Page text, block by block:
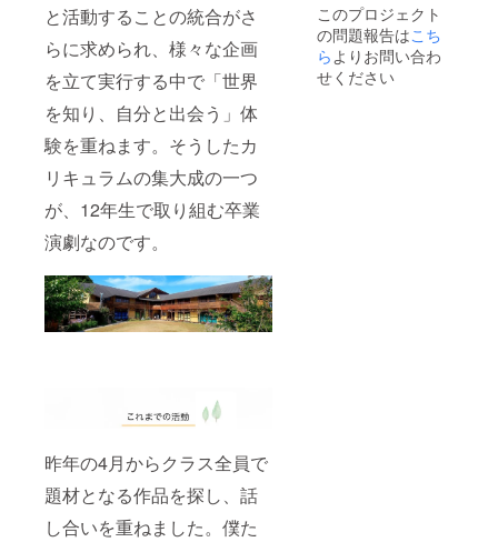
と活動することの統合がさ
らに求められ、様々な企画
を立て実行する中で「世界
を知り、自分と出会う」体
験を重ねます。そうしたカ
リキュラムの集大成の一つ
が、12年生で取り組む卒業
演劇なのです。
昨年の4月からクラス全員で
題材となる作品を探し、話
し合いを重ねました。僕た
このプロジェクト
の問題報告はこち
ら よりお問い合わ
せください